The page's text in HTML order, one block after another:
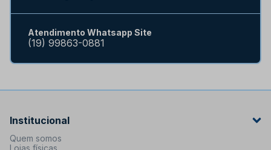
Atendimento Whatsapp Site
(19) 99863-0881
Institucional
Quem somos
Lojas físicas